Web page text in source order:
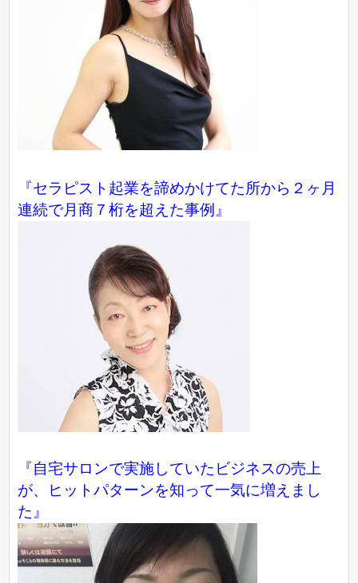
『セラピスト起業を諦めかけてた所から２ヶ月
連続で月商７桁を超えた事例』
『自宅サロンで実施していたビジネスの売上
が、ヒットパターンを知って一気に増えまし
た』